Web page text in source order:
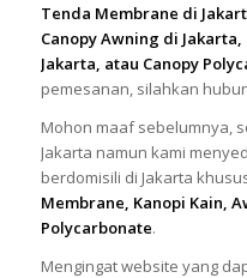
Tenda Membrane di
Canopy Awning di
Jakarta, atau Canopy
pemesanan, silahkan
Mohon maaf sebelumnya,
Jakarta namun kami
berdomisili di Jakarta
Membrane, Kanopi Kain,
Polycarbonate.
Mengingat website yang